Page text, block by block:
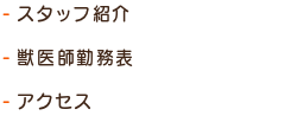
スタッフ紹介
獣医師勤務表
アクセス